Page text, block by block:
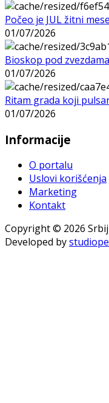
Počeo je JUL žitni
01/07/2026
Bioskop pod
01/07/2026
Ritam grada koji
01/07/2026
Informacije
O portalu
Uslovi korišćenja
Marketing
Kontakt
Copyright © 2026
Developed by